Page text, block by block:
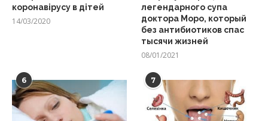
коронавірусу в дітей
14/03/2020
легендарного супа
доктора Моро, который
без антибиотиков спас
тысячи жизней
08/01/2021
6 7